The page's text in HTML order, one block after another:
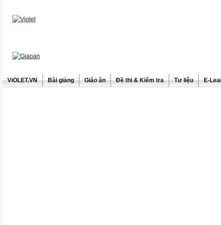
ViOLET.VN Bài giảng Giáo án Đề thi & Kiểm tra Tư liệu E-